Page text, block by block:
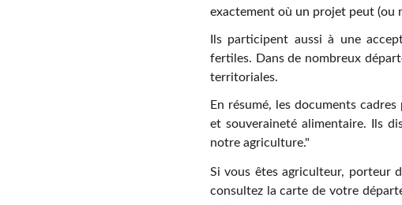
exactement où un projet peut (ou
Ils participent aussi à une
fertiles. Dans de nombreux
territoriales.
En résumé, les documents
et souveraineté alimentaire. Ils
notre agriculture."
Si vous êtes agriculteur, porteur
consultez la carte de votre